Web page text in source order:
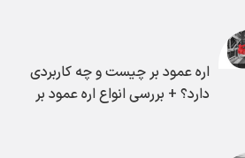
اره عمود بر چیست و چه کاربردی
دارد؟ + بررسی انواع اره عمود بر